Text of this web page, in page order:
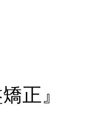
正』